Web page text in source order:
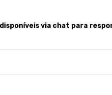
via chat para